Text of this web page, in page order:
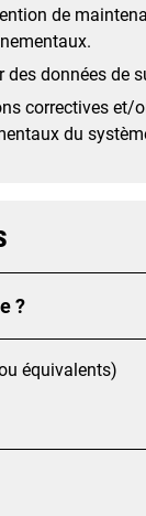
de
des données de
correctives et/
du
?
équivalents)